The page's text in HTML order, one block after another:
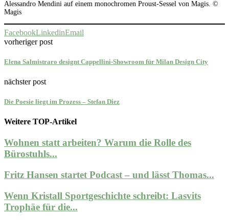
Alessandro Mendini auf einem monochromen Proust-Sessel von Magis. ©
Magis
FacebookLinkedinEmail
vorheriger post
Elena Salmistraro designt Cappellini-Showroom für Milan Design City
nächster post
Die Poesie liegt im Prozess – Stefan Diez
Weitere TOP-Artikel
Wohnen statt arbeiten? Warum die Rolle des
Bürostuhls...
Fritz Hansen startet Podcast – und lässt Thomas...
Wenn Kristall Sportgeschichte schreibt: Lasvits
Trophäe für die...